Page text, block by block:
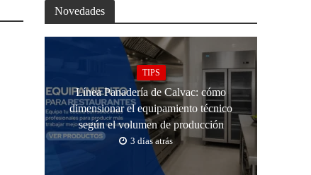
Novedades
TIPS
Línea Panadería de Calvac: cómo
dimensionar el equipamiento técnico
según el volumen de producción
3 días atrás